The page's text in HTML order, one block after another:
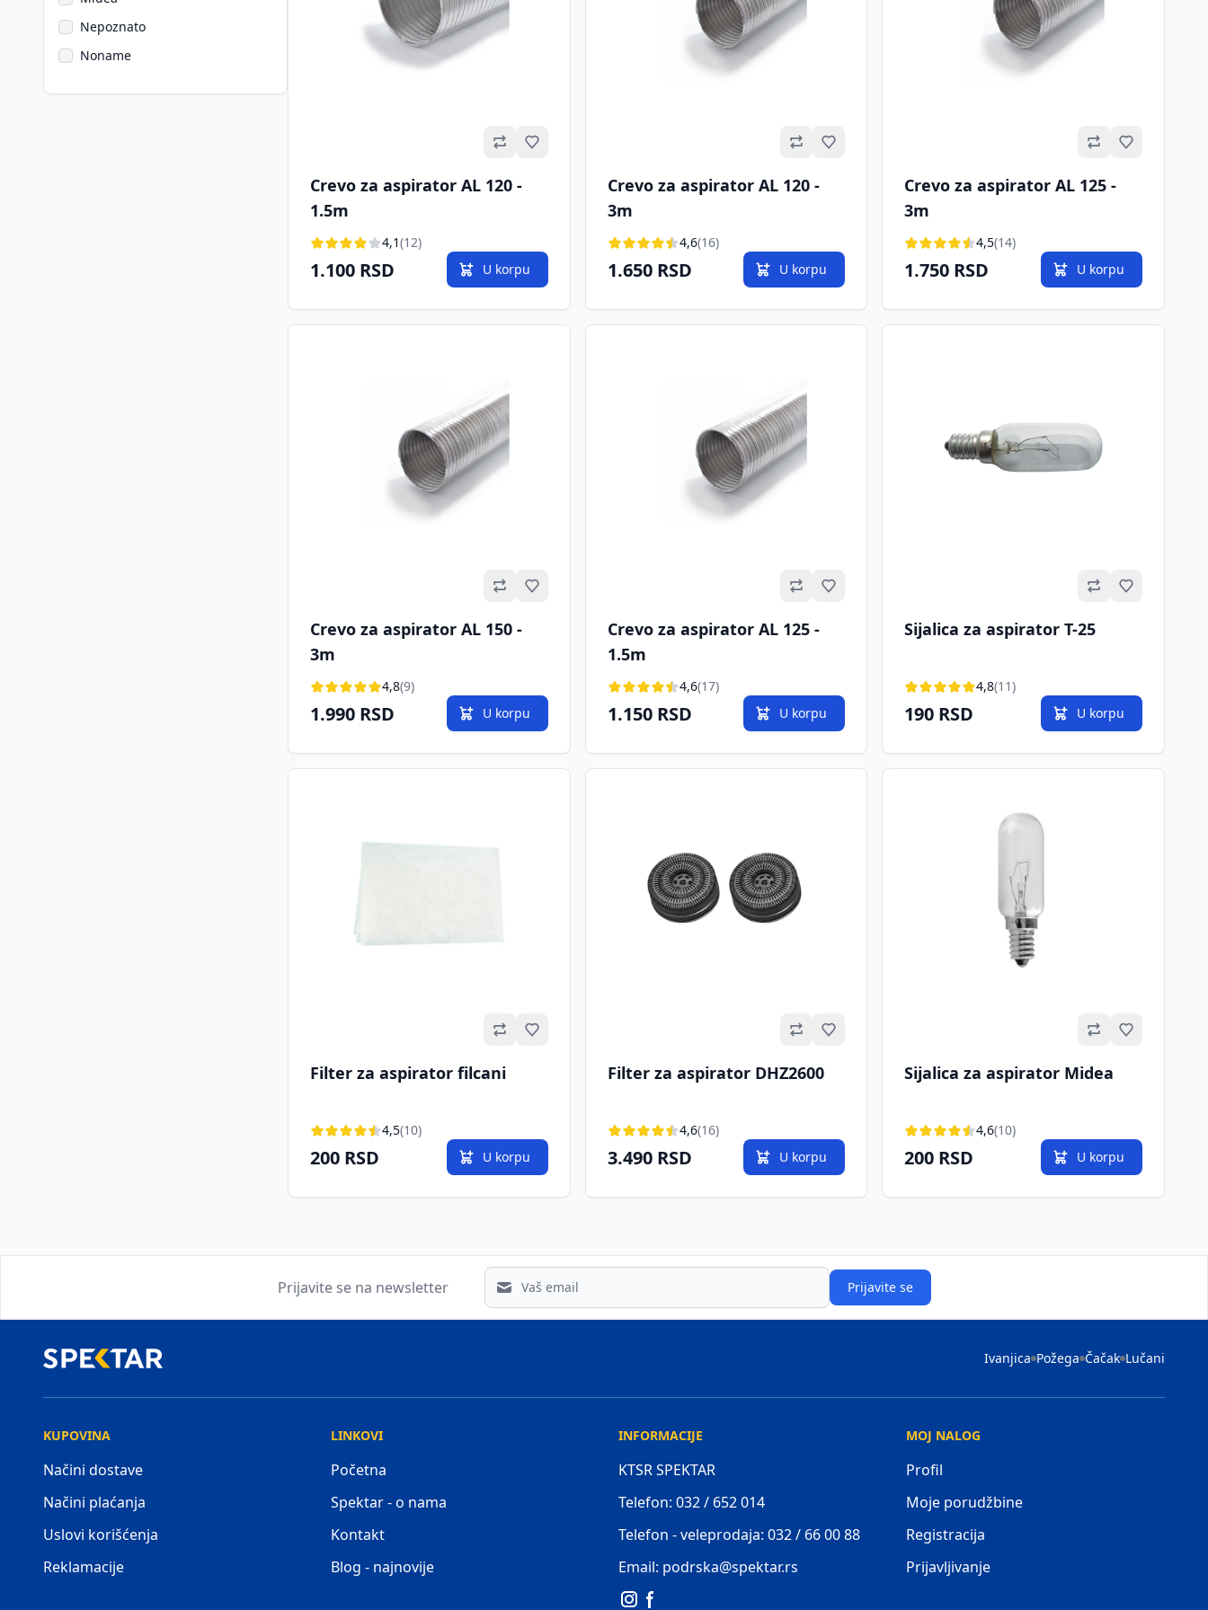
Nepoznato
Noname
Omiljeno
Crevo za aspirator AL 120 -
1.5m
4,1(12)
1.100 RSD U korpu
Omiljeno
Crevo za aspirator AL 120 -
3m
4,6(16)
1.650 RSD U korpu
Omiljeno
Crevo za aspirator AL 125 -
3m
4,5(14)
1.750 RSD U korpu
Omiljeno
Crevo za aspirator AL 150 -
3m
4,8(9)
1.990 RSD U korpu
Omiljeno
Crevo za aspirator AL 125 -
1.5m
4,6(17)
1.150 RSD U korpu
Omiljeno
Sijalica za aspirator T-25
4,8(11)
190 RSD U korpu
Omiljeno
Filter za aspirator filcani
4,5(10)
200 RSD U korpu
Omiljeno
Filter za aspirator DHZ2600
4,6(16)
3.490 RSD U korpu
Omiljeno
Sijalica za aspirator Midea
4,6(10)
200 RSD U korpu
Prijavite se na newsletter
Email address
Prijavite se
Ivanjica Požega Čačak Lučani
KUPOVINA
Načini dostave
Načini plaćanja
Uslovi korišćenja
Reklamacije
LINKOVI
Početna
Spektar - o nama
Kontakt
Blog - najnovije
INFORMACIJE
KTSR SPEKTAR
Telefon: 032 / 652 014
Telefon - veleprodaja: 032 / 66 00 88
Email: podrska@spektar.rs
MOJ NALOG
Profil
Moje porudžbine
Registracija
Prijavljivanje